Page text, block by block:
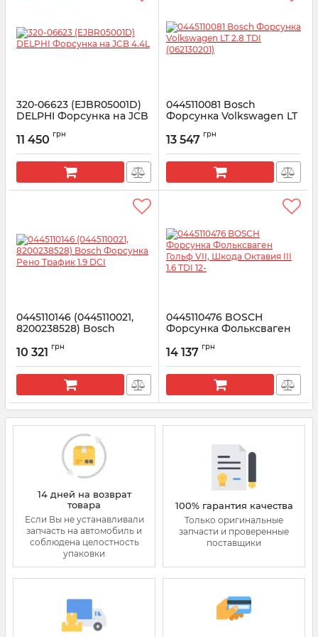
320-06623 (EJBR05001D)
DELPHI Форсунка на JCB
Артикул: R05001D
11 450 грн
0445110081 Bosсh
Форсунка Volkswagen LT
Артикул: 0445110081
13 547 грн
0445110146 (0445110021,
8200238528) Bosch
1.9 DCI
Артикул: 0445110146
10 321 грн
0445110476 BOSCH
Форсунка Фольксваген
III 1.6 TDI 12-
Артикул: 0445110476
14 137 грн
14 дней на возврат
товара
Если Вы не устанавливали
запчасть на автомобиль и
соблюдена целостность
упаковки
100% гарантия качества
Только оригинальные
запчасти и проверенные
поставщики